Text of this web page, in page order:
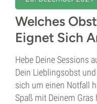
Welches
Eignet Sich
Hebe Deine Sessions
Dein Lieblingsobst
sich um einen Notfall
Spaß mit Deinem